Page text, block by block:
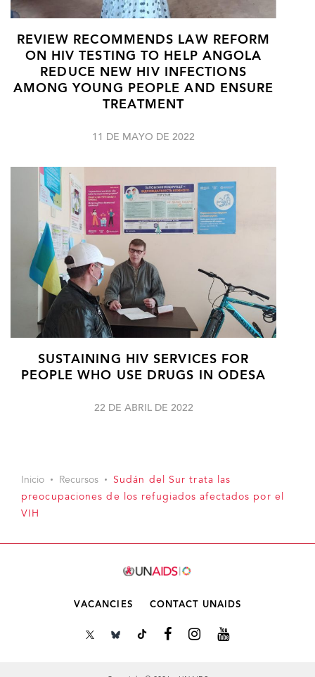
REVIEW RECOMMENDS LAW REFORM
ON HIV TESTING TO HELP ANGOLA
REDUCE NEW HIV INFECTIONS
AMONG YOUNG PEOPLE AND ENSURE
TREATMENT
11 DE MAYO DE 2022
SUSTAINING HIV SERVICES FOR
PEOPLE WHO USE DRUGS IN ODESA
22 DE ABRIL DE 2022
Inicio Recursos
Sudán del Sur trata las
preocupaciones de los refugiados afectados por el
VIH
VACANCIES CONTACT UNAIDS